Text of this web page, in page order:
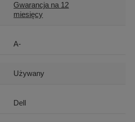
Gwarancja na 12
miesięcy
A-
Używany
Dell